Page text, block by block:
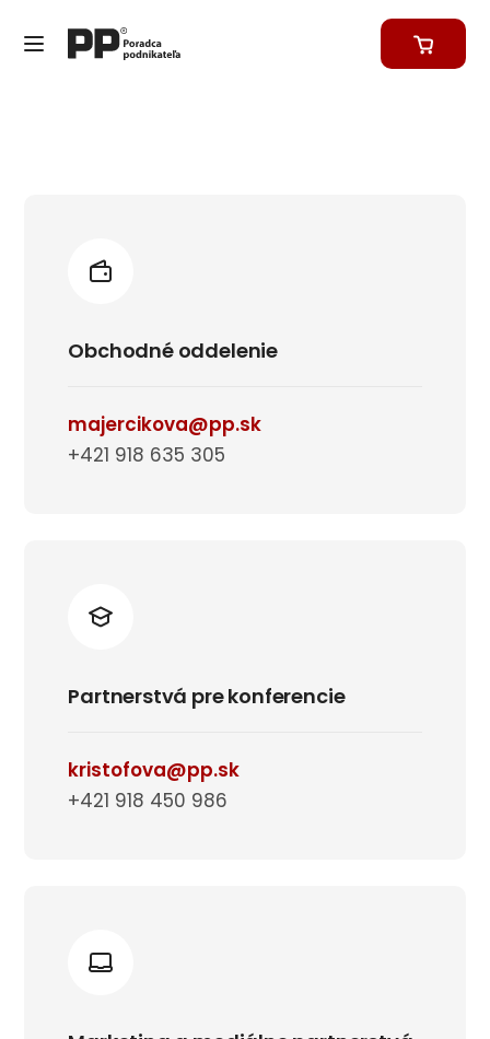
Obchodné oddelenie
majercikova@pp.sk
+421 918 635 305
Partnerstvá pre konferencie
kristofova@pp.sk
+421 918 450 986